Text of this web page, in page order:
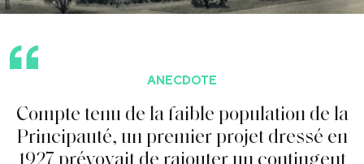
ANECDOTE
Comptetenu de lafaible population de la
Principauté, un premier projet dressé en
1927 prévoyait de rajouter un contingent